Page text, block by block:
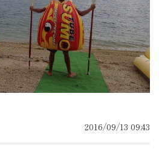
2016/09/13 09:43